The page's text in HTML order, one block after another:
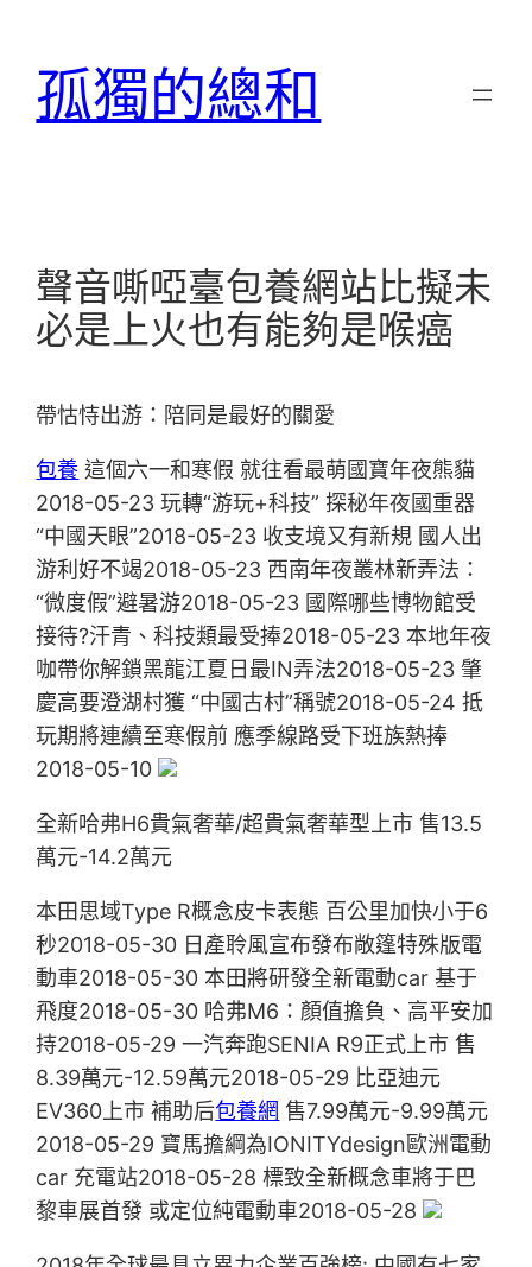
孤獨的總和
聲音嘶啞臺包養網站比擬未
必是上火也有能夠是喉癌
帶怙恃出游：陪同是最好的關愛
包養 這個六一和寒假 就往看最萌國寶年夜熊貓
2018-05-23 玩轉“游玩+科技” 探秘年夜國重器
“中國天眼”2018-05-23 收支境又有新規 國人出
游利好不竭2018-05-23 西南年夜叢林新弄法：
“微度假”避暑游2018-05-23 國際哪些博物館受
接待?汗青、科技類最受捧2018-05-23 本地年夜
咖帶你解鎖黑龍江夏日最IN弄法2018-05-23 肇
慶高要澄湖村獲 “中國古村”稱號2018-05-24 抵
玩期將連續至寒假前 應季線路受下班族熱捧
2018-05-10
全新哈弗H6貴氣奢華/超貴氣奢華型上市 售13.5
萬元-14.2萬元
本田思域Type R概念皮卡表態 百公里加快小于6
秒2018-05-30 日產聆風宣布發布敞篷特殊版電
動車2018-05-30 本田將研發全新電動car 基于
飛度2018-05-30 哈弗M6：顏值擔負、高平安加
持2018-05-29 一汽奔跑SENIA R9正式上市 售
8.39萬元-12.59萬元2018-05-29 比亞迪元
EV360上市 補助后包養網 售7.99萬元-9.99萬元
2018-05-29 寶馬擔綱為IONITYdesign歐洲電動
car 充電站2018-05-28 標致全新概念車將于巴
黎車展首發 或定位純電動車2018-05-28